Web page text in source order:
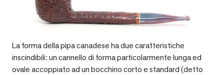
La forma della pipa canadese ha due caratteristiche
inscindibili: un cannello di forma particolarmente lunga ed
ovale accoppiato ad un bocchino corto e standard (detto